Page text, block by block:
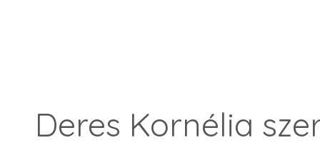
Deres Kornélia